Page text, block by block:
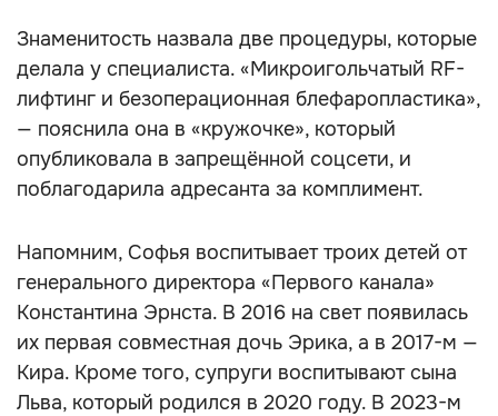
Знаменитость назвала две процедуры, которые
делала у специалиста. «Микроигольчатый RF-
лифтинг и безоперационная блефаропластика»,
— пояснила она в «кружочке», который
опубликовала в запрещённой соцсети, и
поблагодарила адресанта за комплимент.
Напомним, Софья воспитывает троих детей от
генерального директора «Первого канала»
Константина Эрнста. В 2016 на свет появилась
их первая совместная дочь Эрика, а в 2017-м —
Кира. Кроме того, супруги воспитывают сына
Льва, который родился в 2020 году. В 2023-м